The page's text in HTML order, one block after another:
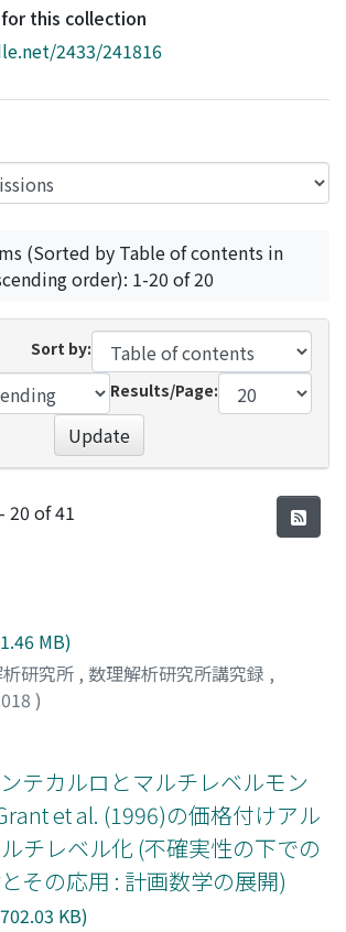
this collection
2433/241816
(Sorted by Table of contents in
order): 1-20 of 20
Sort by:
Results/Page:
Update
20 of 41
MB)
研究所 , 数理解析研究所講究録 ,
)
テカルロとマルチレベルモン
et al. (1996)の価格付けアル
チレベル化 (不確実性の下での
その応用 : 計画数学の展開)
KB)